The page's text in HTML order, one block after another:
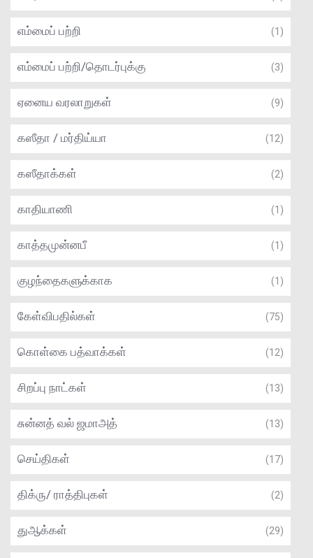
எம்மைப் பற்றி (1)
எம்மைப் பற்றி/தொடர்புக்கு (3)
ஏனைய வரலாறுகள் (9)
கஸீதா / மர்திய்யா (12)
கஸீதாக்கள் (2)
காதியாணி (1)
காத்தமுன்னபீ (1)
குழந்தைகளுக்காக (1)
கேள்விபதில்கள் (75)
கொள்கை பத்வாக்கள் (12)
சிறப்பு நாட்கள் (13)
சுன்னத் வல் ஜமாஅத் (13)
செய்திகள் (17)
திக்ரு/ ராத்திபுகள் (2)
துஆக்கள் (29)